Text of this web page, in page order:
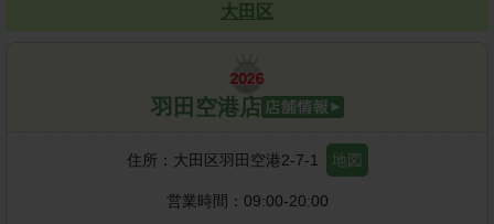
大田区
羽田空港店
住所： 大田区羽田空港2-7-1 地図
営業時間： 09:00-20:00